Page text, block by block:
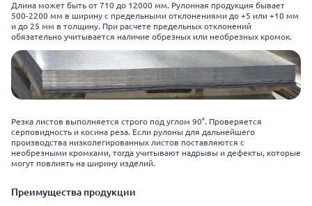
Длина может быть от 710 до 12000 мм. Рулонная продукция бывает
500-2200 мм в ширину с предельными отклонениями до +5 или +10 мм
и до 25 мм в толщину. При расчете предельных отклонений
обязательно учитывается наличие обрезных или необрезных кромок.
Резка листов выполняется строго под углом 90°. Проверяется
серповидность и косина реза. Если рулоны для дальнейшего
производства низколегированных листов поставляются с
необрезными кромками, тогда учитывают надрывы и дефекты, которые
могут повлиять на ширину изделий.
Преимущества продукции